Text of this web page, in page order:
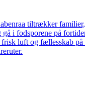
tiltrækker
i fodsporene på
luft og fællesskab på